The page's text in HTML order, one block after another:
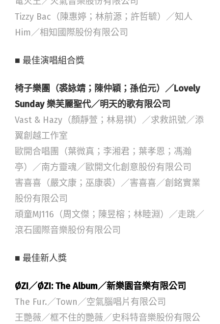
Tizzy Bac（陳惠婷；林前源；許哲毓）／知人
Him／相知國際股份有限公司
■ 最佳演唱組合獎
椅子樂團（裘詠靖；陳仲穎；孫伯元）／Lovely
Sunday 樂芙麗聖代／明天的歌有限公司
Vast & Hazy（顏靜萱；林易祺）／求救訊號／添
翼創越工作室
歐開合唱團（葉微真；李湘君；葉孝恩；馮瀚
亭）／南方靈魂／歐開文化創意股份有限公司
害喜喜（嚴文康；巫康裘）／害喜喜／創銘實業
股份有限公司
頑童MJ116（周文傑；陳昱榕；林睦淵）／走跳／
滾石國際音樂股份有限公司
■ 最佳新人獎
ØZI／ØZI: The Album／新樂園音樂有限公司
The Fur.／Town／空氣腦唱片有限公司
王艷薇／框不住的艷薇／史科特音樂股份有限公